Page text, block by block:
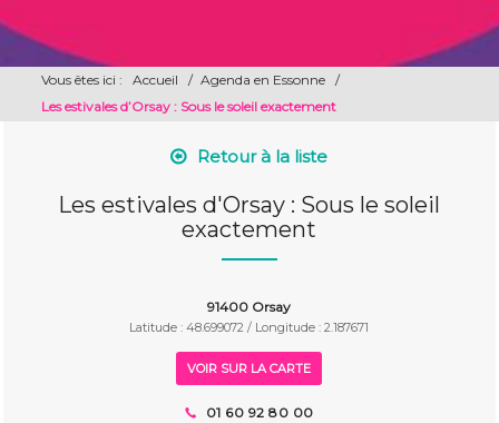
Vous êtes ici : Accueil / Agenda en Essonne
/
Les estivales d’Orsay : Sous le soleil exactement
Retour à la liste
Les estivales d'Orsay : Sous le soleil
exactement
91400 Orsay
Latitude : 48.699072 / Longitude : 2.187671
VOIR SUR LA CARTE
01 60 92 80 00